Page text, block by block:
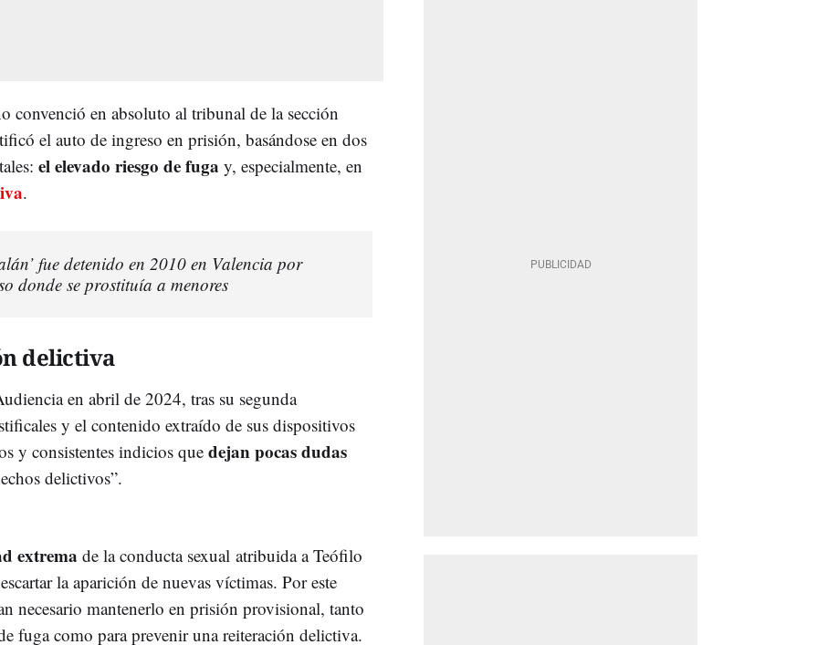
convenció en absoluto al tribunal de la sección
el auto de ingreso en prisión, basándose en dos
el elevado riesgo de fuga y, especialmente, en
.
fue detenido en 2010 en Valencia por
donde se prostituía a menores
delictiva
en abril de 2024, tras su segunda
y el contenido extraído de sus dispositivos
y consistentes indicios que dejanpocasdudas
delictivos”.
extrema de laconducta sexual atribuidaaTeófilo
laaparición de nuevas víctimas. Poreste
necesario mantenerlo en prisión provisional, tanto
fugacomo paraprevenirunareiteración delictiva.